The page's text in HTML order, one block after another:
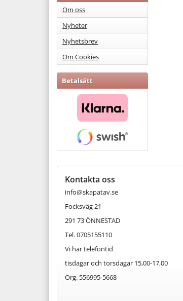
Om oss
Nyheter
Nyhetsbrev
Om Cookies
Betalsätt
Kontakta oss
info@skapatav.se
Focksväg 21
291 73 ÖNNESTAD
Tel. 0705155110
Vi har telefontid
tisdagar och torsdagar 15,00-17,00
Org. 556995-5668